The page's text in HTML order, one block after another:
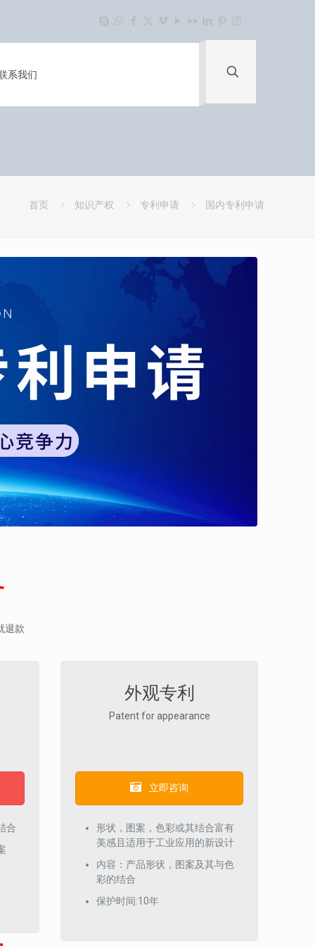
系我们
首页 知识产权 专利申请 国内专利申请
退款
合
外观专利
Patent for appearance
立即咨询
形状，图案，色彩或其结合富有
美感且适用于工业应用的新设计
内容：产品形状，图案及其与色
彩的结合
保护时间:10年